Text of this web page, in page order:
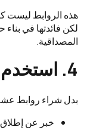
لكن فائدتها في
المصداقية.
4. استخدم العلاقات العامة الرقمية
بدل شراء روابط
خبر عن